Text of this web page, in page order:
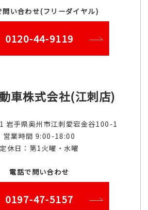
問い合わせ(フリーダイヤル)
0120-44-9119
車株式会社(江刺店)
岩手県奥州市江刺愛宕金谷100-1
営業時間 9:00-18:00
定休日：第1火曜・水曜
電話で問い合わせ
0197-47-5157